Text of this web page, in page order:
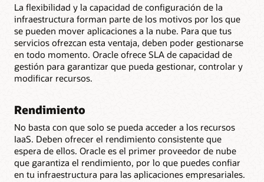
La flexibilidad y la capacidad de configuración de la
infraestructura forman parte de los motivos por los que
se pueden mover aplicaciones a la nube. Para que tus
servicios ofrezcan esta ventaja, deben poder gestionarse
en todo momento. Oracle ofrece SLA de capacidad de
gestión para garantizar que pueda gestionar, controlar y
modificar recursos.
Rendimiento
No basta con que solo se pueda acceder a los recursos
IaaS. Deben ofrecer el rendimiento consistente que
espera de ellos. Oracle es el primer proveedor de nube
que garantiza el rendimiento, por lo que puedes confiar
en tu infraestructura para las aplicaciones empresariales.